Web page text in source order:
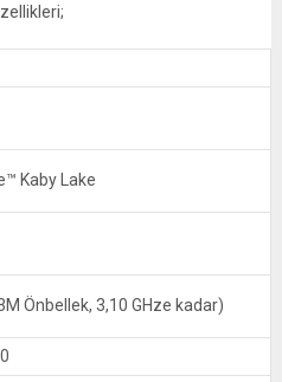
Kaby Lake
Önbellek, 3,10 GHze kadar)